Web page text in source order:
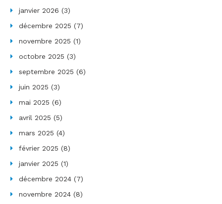
janvier 2026 (3)
décembre 2025 (7)
novembre 2025 (1)
octobre 2025 (3)
septembre 2025 (6)
juin 2025 (3)
mai 2025 (6)
avril 2025 (5)
mars 2025 (4)
février 2025 (8)
janvier 2025 (1)
décembre 2024 (7)
novembre 2024 (8)